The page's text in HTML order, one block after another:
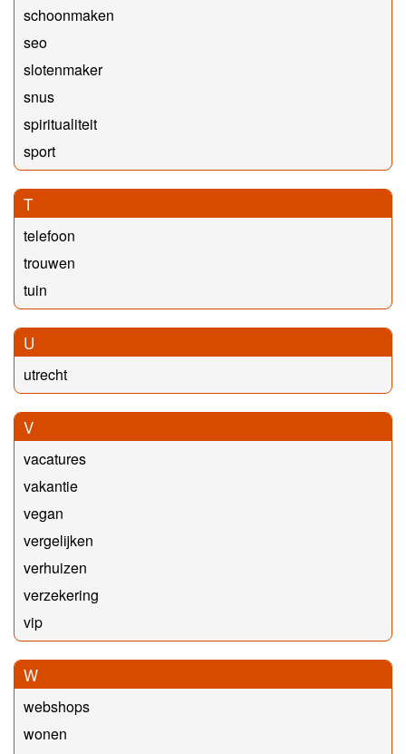
schoonmaken
seo
slotenmaker
snus
spiritualiteit
sport
T
telefoon
trouwen
tuin
U
utrecht
V
vacatures
vakantie
vegan
vergelijken
verhuizen
verzekering
vip
W
webshops
wonen